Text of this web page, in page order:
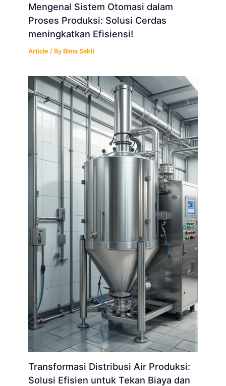
Mengenal Sistem Otomasi dalam
Proses Produksi: Solusi Cerdas
meningkatkan Efisiensi!
Article / By Bima Sakti
Transformasi Distribusi Air Produksi:
Solusi Efisien untuk Tekan Biaya dan